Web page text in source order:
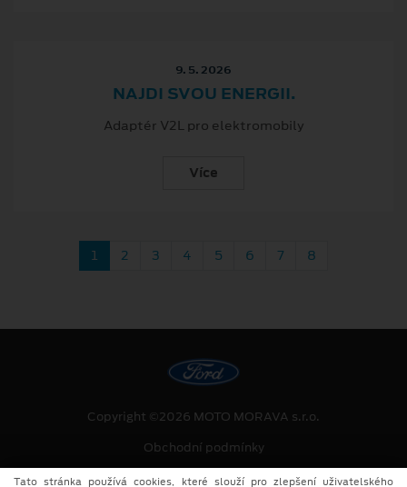
9. 5. 2026
NAJDI SVOU ENERGII.
Adaptér V2L pro elektromobily
Více
1 2 3 4 5 6 7 8
Copyright ©2026 MOTO MORAVA s.r.o.
Obchodní podmínky
Ochrana osobních údajů
Tato stránka používá cookies, které slouží pro zlepšení uživatelského